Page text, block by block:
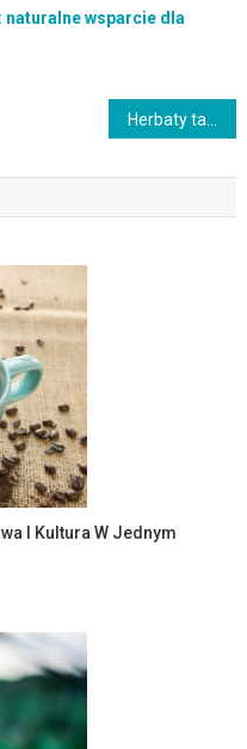
naturalne wsparcie dla
I Kultura W Jednym